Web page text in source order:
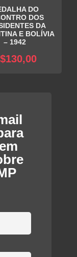
DO
DOS
DA
E BOLÍVIA
– 1942
130,00